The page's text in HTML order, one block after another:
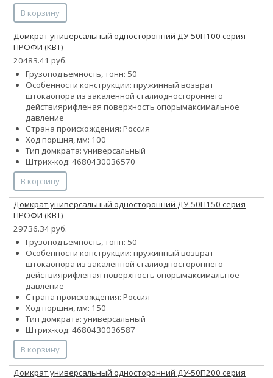
В корзину
Домкрат универсальный односторонний ДУ-50П100 серия
ПРОФИ (КВТ)
20483.41 руб.
Грузоподъемность, тонн: 50
Особенности конструкции: пружинный возврат
штокаопора из закаленной сталиодностороннего
действиярифленая поверхность опорымаксимальное
давление
Страна происхождения: Россия
Ход поршня, мм: 100
Тип домкрата: универсальный
Штрих-код: 4680430036570
В корзину
Домкрат универсальный односторонний ДУ-50П150 серия
ПРОФИ (КВТ)
29736.34 руб.
Грузоподъемность, тонн: 50
Особенности конструкции: пружинный возврат
штокаопора из закаленной сталиодностороннего
действиярифленая поверхность опорымаксимальное
давление
Страна происхождения: Россия
Ход поршня, мм: 150
Тип домкрата: универсальный
Штрих-код: 4680430036587
В корзину
Домкрат универсальный односторонний ДУ-50П200 серия